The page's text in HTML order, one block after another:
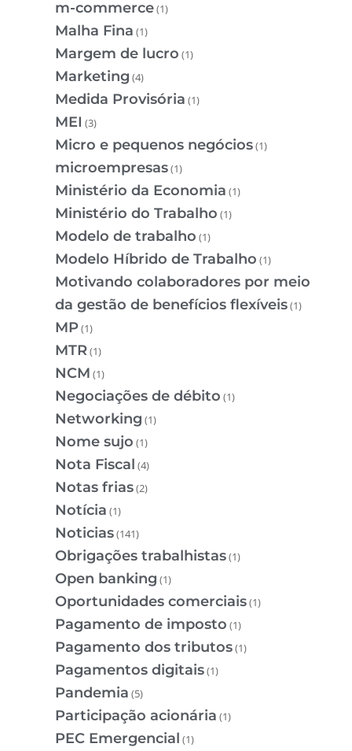
m-commerce(1)
Malha Fina (1)
Margem de lucro (1)
Marketing (4)
Medida Provisória (1)
MEI (3)
Micro e pequenos negócios(1)
microempresas(1)
Ministério da Economia (1)
Ministério do Trabalho (1)
Modelo de trabalho (1)
Modelo Híbrido de Trabalho (1)
Motivando colaboradores por meio
da gestão de benefícios flexíveis(1)
MP(1)
MTR(1)
NCM (1)
Negociações de débito (1)
Networking (1)
Nome sujo (1)
Nota Fiscal (4)
Notas frias(2)
Notícia (1)
Noticias(141)
Obrigações trabalhistas(1)
Open banking (1)
Oportunidades comerciais(1)
Pagamento de imposto (1)
Pagamento dos tributos(1)
Pagamentos digitais(1)
Pandemia (5)
Participação acionária (1)
PEC Emergencial (1)